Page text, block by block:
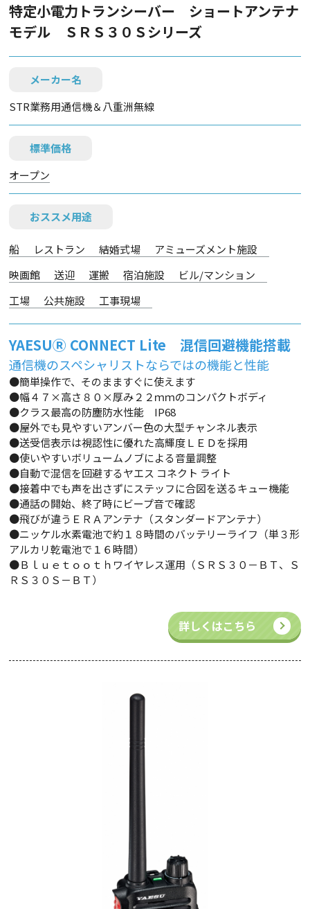
特定小電力トランシーバー ショートアンテナ
モデル ＳＲＳ３０Ｓシリーズ
メーカー名
STR業務用通信機＆八重洲無線
標準価格
オープン
おススメ用途
船 レストラン 結婚式場
アミューズメント施設
映画館
送迎 運搬 宿泊施設
ビル/マンション
工場
公共施設 工事現場
YAESUⓇ CONNECT Lite 混信回避機能搭載
通信機のスペシャリストならではの機能と性能
●簡単操作で、そのまますぐに使えます
●幅４７×高さ８０×厚み２２ｍｍのコンパクトボディ
●クラス最高の防塵防水性能 IP68
●屋外でも見やすいアンバー色の大型チャンネル表示
●送受信表示は視認性に優れた高輝度ＬＥＤを採用
●使いやすいボリュームノブによる音量調整
●自動で混信を回避するヤエス コネクト ライト
●接着中でも声を出さずにステッフに合図を送るキュー機能
●通話の開始、終了時にビープ音で確認
●飛びが違うＥＲＡアンテナ（スタンダードアンテナ）
●ニッケル水素電池で約１８時間のバッテリーライフ（単３形
アルカリ乾電池で１６時間）
●Ｂｌｕｅｔｏｏｔｈワイヤレス運用（ＳＲＳ３０－ＢＴ、Ｓ
ＲＳ３０Ｓ－ＢＴ）
詳しくはこちら